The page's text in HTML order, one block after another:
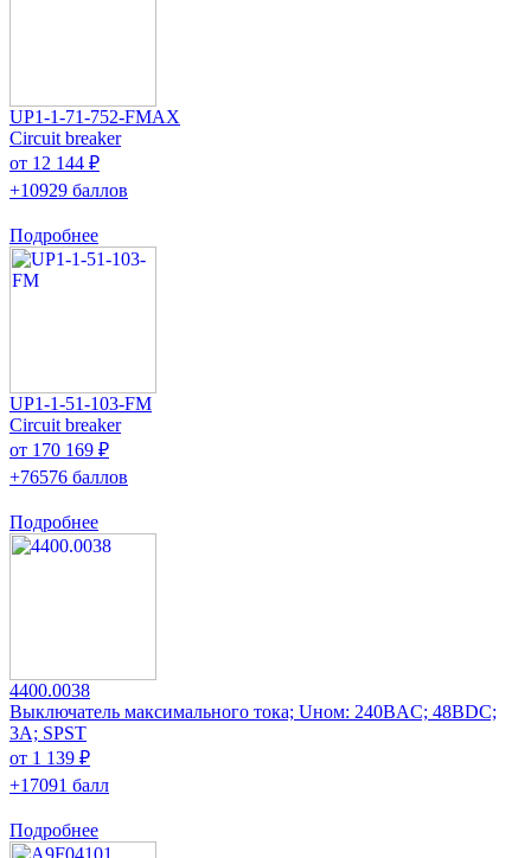
UP1-1-71-752-FMAX
Circuit breaker
от 12 144 ₽
+10929 баллов
Подробнее
UP1-1-51-103-FM
Circuit breaker
от 170 169 ₽
+76576 баллов
Подробнее
4400.0038
Выключатель максимального тока; Uном: 240ВAC; 48ВDC;
3А; SPST
от 1 139 ₽
+17091 балл
Подробнее